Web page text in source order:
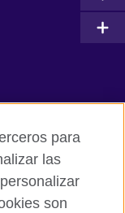
para
las
son